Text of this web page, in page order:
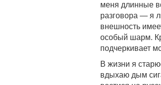
меня длинные
разговора — я
внешность
особый шарм.
подчеркивает
В жизни я
вдыхаю дым